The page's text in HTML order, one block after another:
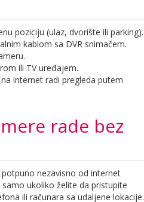
poziciju (ulaz, dvorište ili parking).
kablom sa DVR snimačem.
ili TV uređajem.
internet radi pregleda putem
rade bez
nezavisno od internet
ukoliko želite da pristupite
ili računara sa udaljene lokacije.